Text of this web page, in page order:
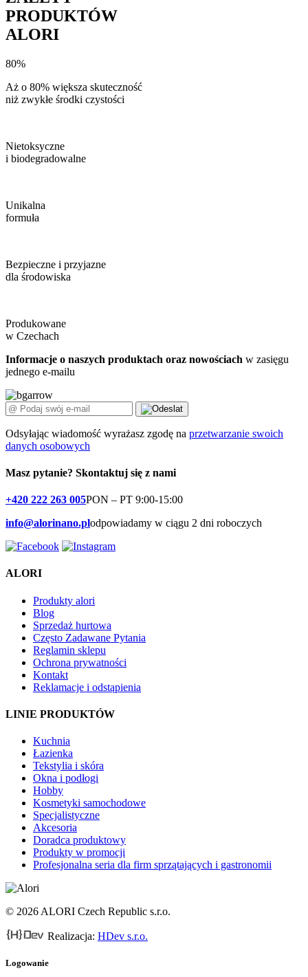
PRODUKTÓW
ALORI
80%
Aż o 80% większa skuteczność
niż zwykłe środki czystości
Nietoksyczne
i biodegradowalne
Unikalna
formuła
Bezpieczne i przyjazne
dla środowiska
Produkowane
w Czechach
Informacje o naszych produktach oraz nowościach w zasięgu
jednego e-mailu
Odsyłając wiadomość wyrażasz zgodę na przetwarzanie swoich
danych osobowych
Masz pytanie? Skontaktuj się z nami
+420 222 263 005PON – PT 9:00-15:00
info@alorinano.plodpowiadamy w ciągu 2 dni roboczych
ALORI
Produkty alori
Blog
Sprzedaż hurtowa
Często Zadawane Pytania
Reglamin sklepu
Ochrona prywatności
Kontakt
Reklamacje i odstąpienia
LINIE PRODUKTÓW
Kuchnia
Łazienka
Tekstylia i skóra
Okna i podłogi
Hobby
Kosmetyki samochodowe
Specjalistyczne
Akcesoria
Doradca produktowy
Produkty w promocji
Profesjonalna seria dla firm sprzątających i gastronomii
© 2026 ALORI Czech Republic s.r.o.
Realizacja: HDev s.r.o.
Logowanie